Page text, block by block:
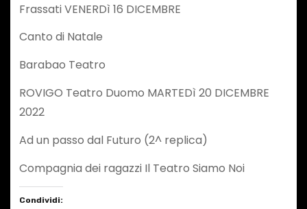
Frassati VENERDì 16 DICEMBRE
Canto di Natale
Barabao Teatro
ROVIGO Teatro Duomo MARTEDì 20 DICEMBRE
2022
Ad un passo dal Futuro (2^ replica)
Compagnia dei ragazzi Il Teatro Siamo Noi
Condividi: